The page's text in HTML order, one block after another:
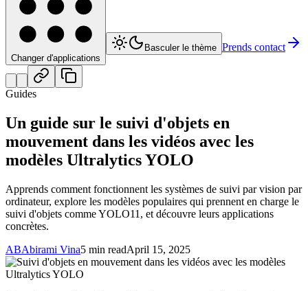
Changer d'applications
Basculer le thème Prends contact
Guides
Un guide sur le suivi d'objets en
mouvement dans les vidéos avec les
modèles Ultralytics YOLO
Apprends comment fonctionnent les systèmes de suivi par vision par
ordinateur, explore les modèles populaires qui prennent en charge le
suivi d'objets comme YOLO11, et découvre leurs applications
concrètes.
ABAbirami Vina5 min readApril 15, 2025